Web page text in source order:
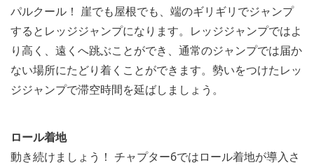
パルクール！ 崖でも屋根でも、端のギリギリでジャンプ
するとレッジジャンプになります。レッジジャンプではよ
り高く、遠くへ跳ぶことができ、通常のジャンプでは届か
ない場所にたどり着くことができます。勢いをつけたレッ
ジジャンプで滞空時間を延ばしましょう。
ロール着地
動き続けましょう！ チャプター6ではロール着地が導入さ